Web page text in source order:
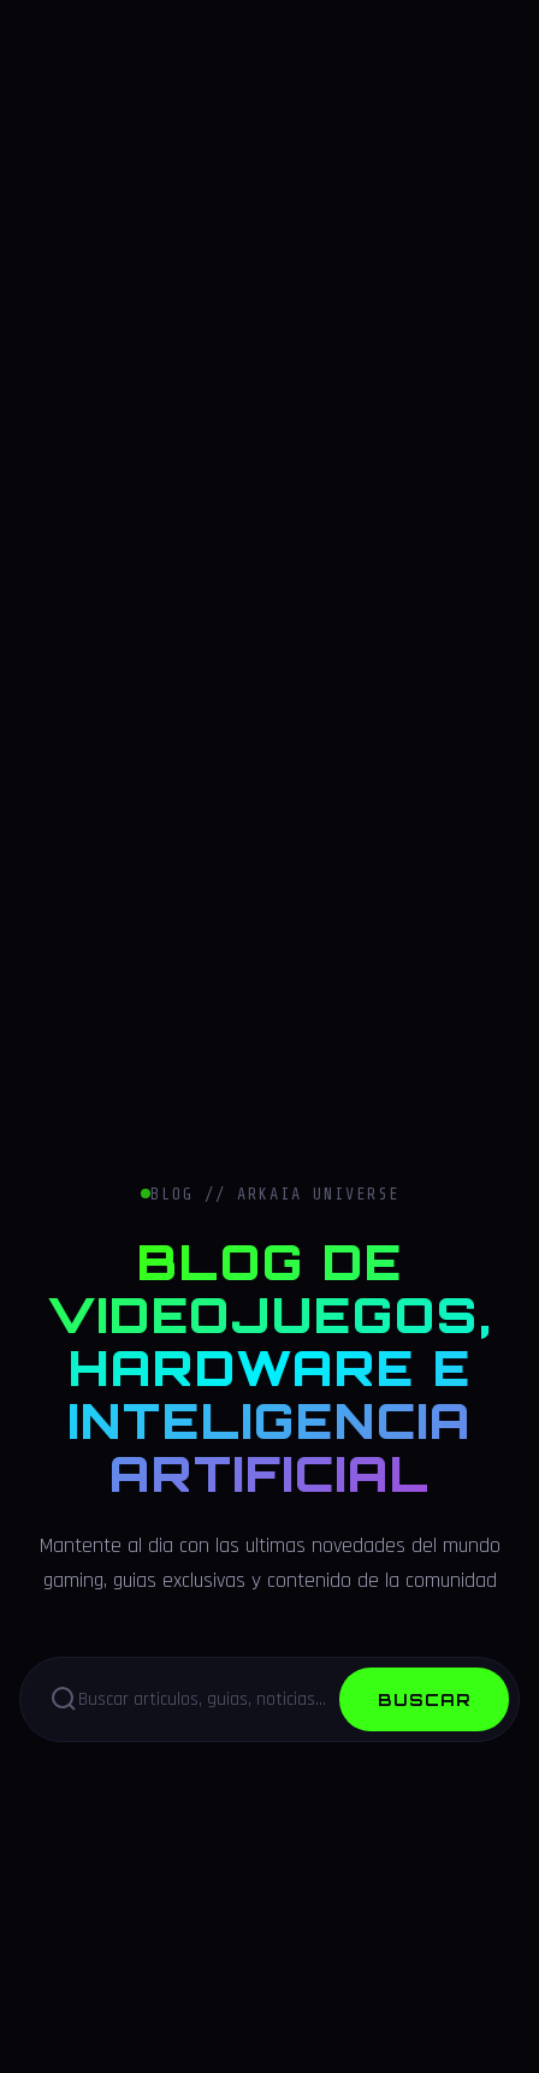
BLOG // ARKAIA UNIVERSE
BLOG DE
VIDEOJUEGOS,
HARDWARE E
INTELIGENCIA
ARTIFICIAL
Mantente al dia con las ultimas novedades del mundo
gaming, guias exclusivas y contenido de la comunidad
BUSCAR